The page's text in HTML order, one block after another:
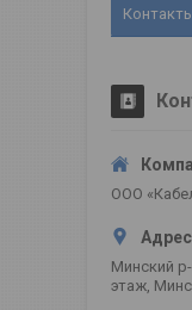
ООО
Минский
этаж,